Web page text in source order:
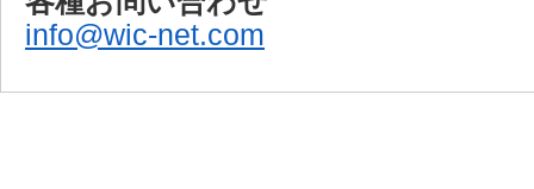
info@wic-net.com